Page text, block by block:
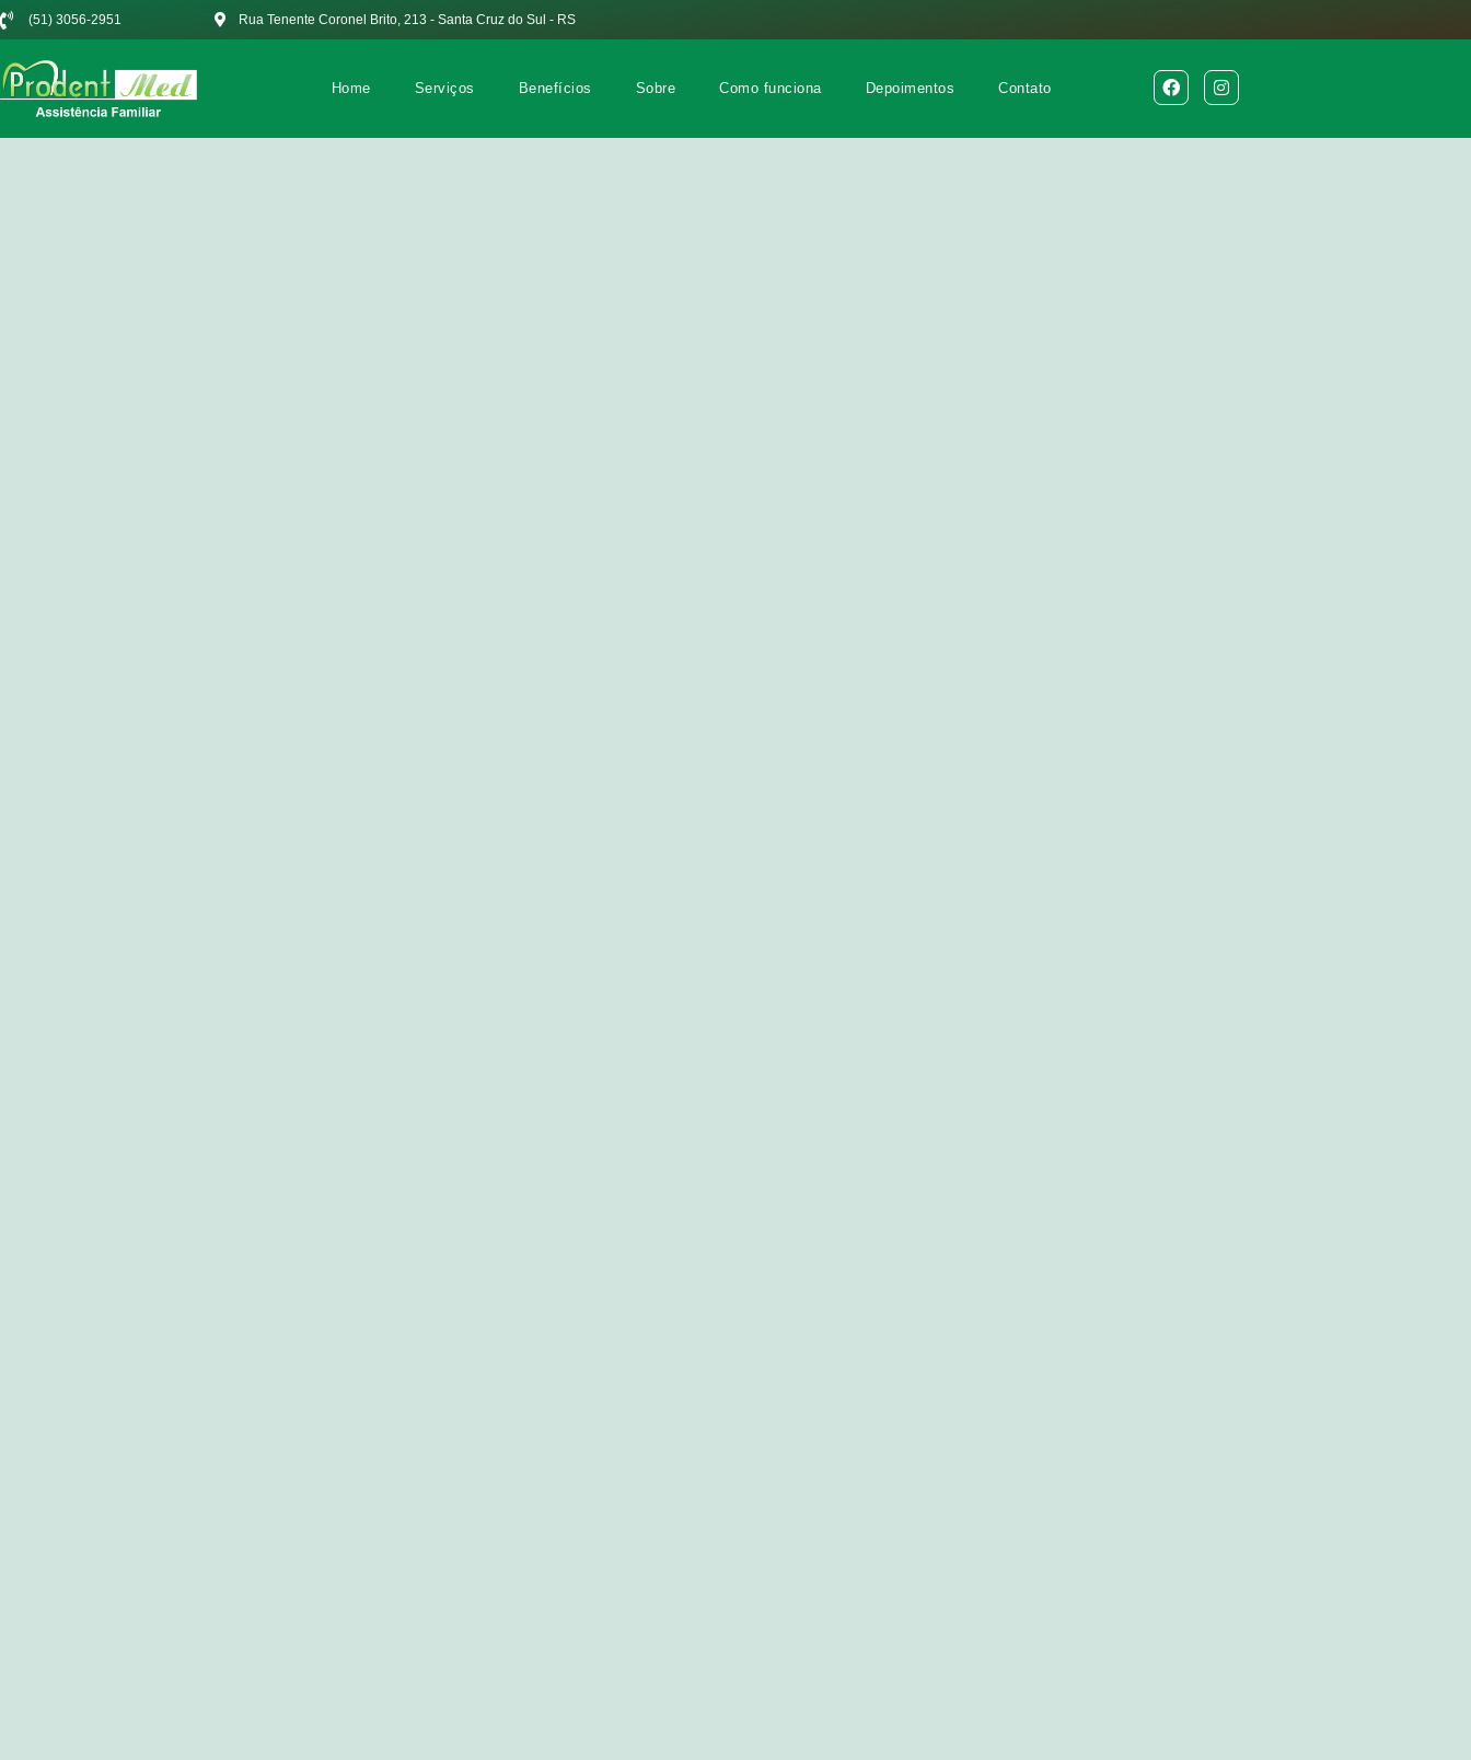
(51) 3056-2951 Rua Tenente Coronel Brito, 213 - Santa Cruz do Sul - RS
Home Serviços Benefícios Sobre Como funciona Depoimentos Contato